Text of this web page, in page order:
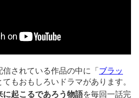
されている作品の中に「 ブラッ
てもおもしろいドラマがあります。
に起こるであろう物語を毎回一話完